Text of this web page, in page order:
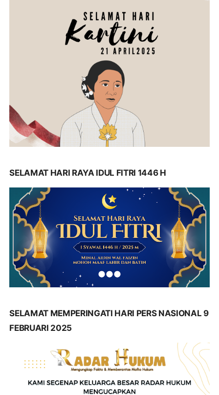
SELAMAT HARI RAYA IDUL FITRI 1446 H
SELAMAT MEMPERINGATI HARI PERS NASIONAL 9
FEBRUARI 2025